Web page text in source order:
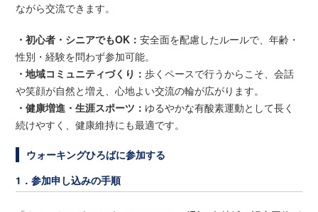
ながら交流できます。
・初心者・シニアでもOK：安全面を配慮したルールで、年齢・
性別・経験を問わず参加可能。
・地域コミュニティづくり：歩くペースで行うからこそ、会話
や笑顔が自然と増え、心地よい交流の輪が広がります。
・健康増進・生涯スポーツ： ゆるやかな有酸素運動として長く
続けやすく、健康維持にも最適です。
ウォーキングひろばに参加する
1．参加申し込みの手順